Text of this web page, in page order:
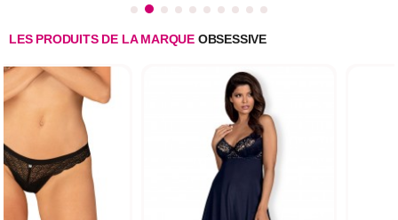
LES PRODUITS DE LA MARQUE OBSESSIVE